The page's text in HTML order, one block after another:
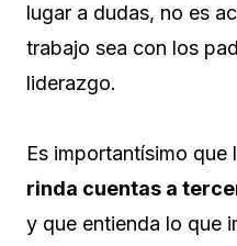
lugar a dudas, no es
trabajo sea con los
liderazgo.
Es importantísimo que
rinda cuentas a
y que entienda lo que